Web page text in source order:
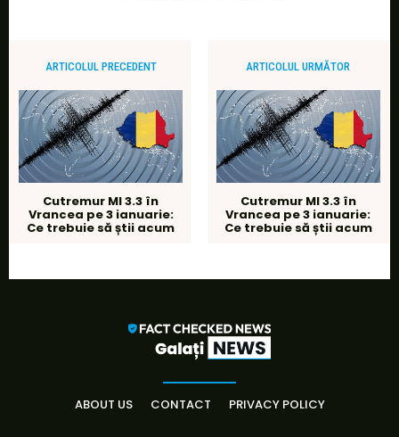
ARTICOLUL PRECEDENT
Cutremur Ml 3.3 în
Vrancea pe 3 ianuarie:
Ce trebuie să știi acum
ARTICOLUL URMĂTOR
Cutremur Ml 3.3 în
Vrancea pe 3 ianuarie:
Ce trebuie să știi acum
ABOUT US CONTACT PRIVACY POLICY